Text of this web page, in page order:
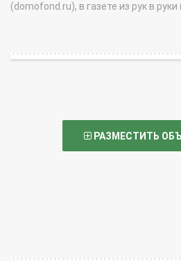
(domofond.ru), в газете из рук в руки
РАЗМЕСТИТЬ